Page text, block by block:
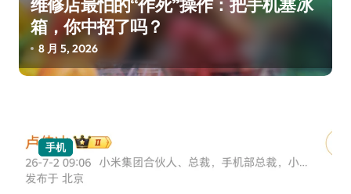
箱，你中招了吗？
8 月 5, 2026
手机